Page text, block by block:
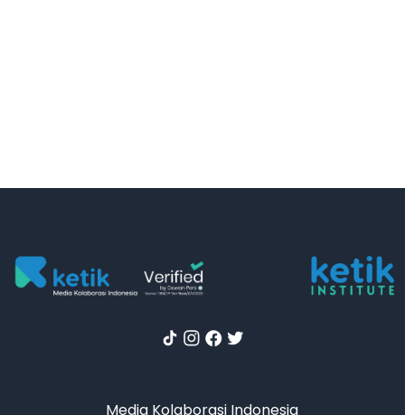
Media Kolaborasi Indonesia